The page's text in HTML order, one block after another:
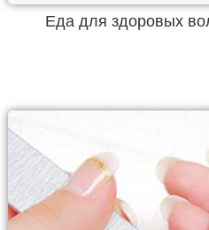
Еда для здоровых